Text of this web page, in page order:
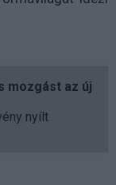
mozgást az új
nyílt